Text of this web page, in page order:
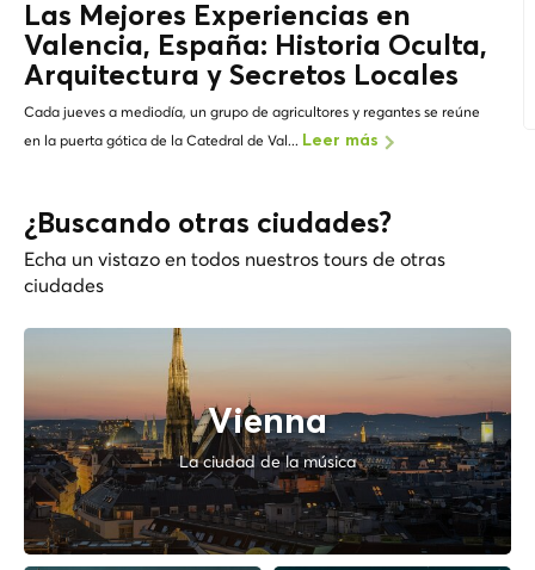
Las Mejores Experiencias en
Valencia, España: Historia Oculta,
Arquitectura y Secretos Locales
Cada jueves a mediodía, un grupo de agricultores y regantes se reúne
en la puerta gótica de la Catedral de Val... Leer más
¿Buscando otras ciudades?
Echa un vistazo en todos nuestros tours de otras
ciudades
Vienna
La ciudad de la música